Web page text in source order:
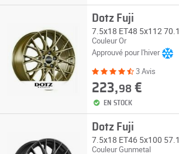
Dotz Fuji
7.5x18 ET48 5x112 70.1
Couleur Or
Approuvé pour l'hiver
3 Avis
223,98€
EN STOCK
Dotz Fuji
7.5x18 ET46 5x100 57.1
Couleur Gunmetal